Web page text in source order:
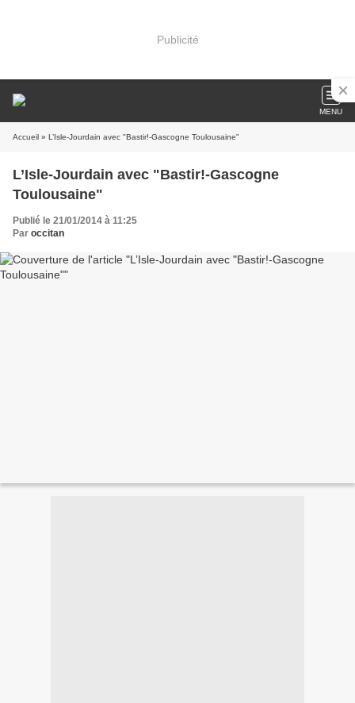
Publicité
MENU
Accueil » L’Isle-Jourdain avec "Bastir!-Gascogne Toulousaine"
L’Isle-Jourdain avec "Bastir!-Gascogne
Toulousaine"
Publié le 21/01/2014 à 11:25
Par occitan